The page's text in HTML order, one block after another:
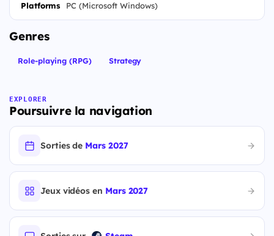
Platforms PC (Microsoft Windows)
Genres
Role-playing (RPG) Strategy
EXPLORER
Poursuivre la navigation
Sorties de Mars 2027
Jeux vidéos en Mars 2027